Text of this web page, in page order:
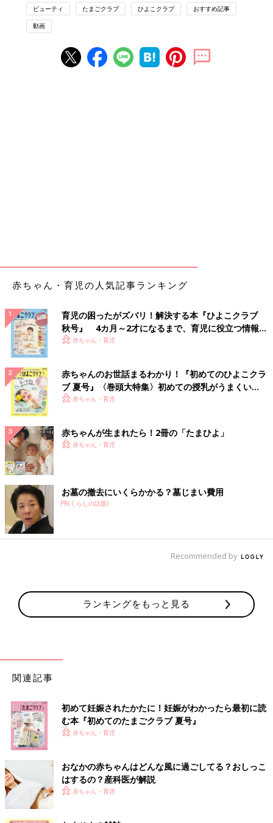
ビューティ たまごクラブ ひよこクラブ おすすめ記事
動画
赤ちゃん・育児の人気記事ランキング
育児の困ったがズバリ！解決する本『ひよこクラブ
秋号』 4カ月～2才になるまで、育児に役立つ情報が
いっぱい！
赤ちゃん・育児
赤ちゃんのお世話まるわかり！『初めてのひよこクラ
ブ 夏号』〈巻頭大特集〉初めての授乳がうまくい
く！ おっぱい・ミルクの基本と夏のトラブル 解決テ
赤ちゃん・育児
赤ちゃんが生まれたら！2冊の「たまひよ」
赤ちゃん・育児
お墓の撤去にいくらかかる？墓じまい費用
PR(くらしの話題)
Recommended by
ランキングをもっと見る
関連記事
初めて妊娠されたかたに！妊娠がわかったら最初に読
む本『初めてのたまごクラブ 夏号』
赤ちゃん・育児
おなかの赤ちゃんはどんな風に過ごしてる？おしっこ
はするの？産科医が解説
赤ちゃん・育児